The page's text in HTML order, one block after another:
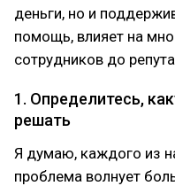
деньги, но и
помощь, влияет на
сотрудников до
1. Определитесь,
решать
Я думаю, каждого из
проблема волнует